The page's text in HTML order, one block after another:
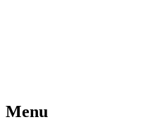
Menu